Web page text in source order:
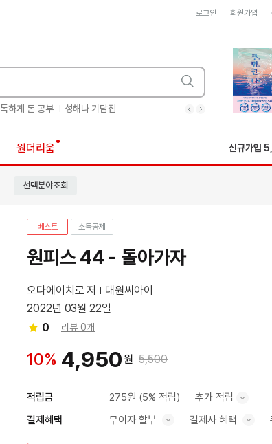
로그인 회원가입
독하게 돈 공부 성해나 기담집 히가시노게이고 추모 수
원더리움 신규가입
선택분야조회
베스트 소득공제
원피스 44 - 돌아가자
오다에이치로 저
대원씨아이
2022년 03월 22일
0
리뷰 0개
10% 4,950원 5,500
적립금 275원 (5% 적립) 추가 적립
결제혜택 무이자 할부 결제사 혜택